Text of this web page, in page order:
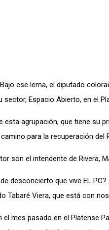
Bajo ese lema, el diputado
Espacio Abierto, en el
agrupación, que tiene su
para la recuperación del
son el intendente de Rivera,
desconcierto que vive EL
Tabaré Viera, que está con
mes pasado en el Platense